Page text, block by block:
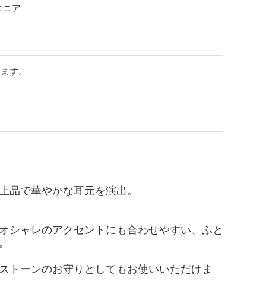
ニア
す。
品で華やかな耳元を演出。
シャレのアクセントにも合わせやすい、ふと
トーンのお守りとしてもお使いいただけま